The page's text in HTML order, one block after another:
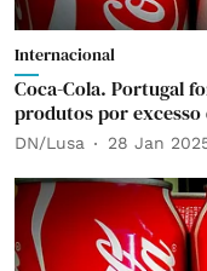
Internacional
Coca-Cola. Portugal
produtos por
DN/Lusa 28 Jan